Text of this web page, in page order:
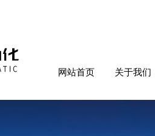
网站首页 关于我们